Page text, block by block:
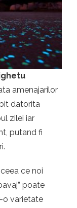
amenajarilor
datorita
zilei iar
putand fi
ce noi
poate
o varietate